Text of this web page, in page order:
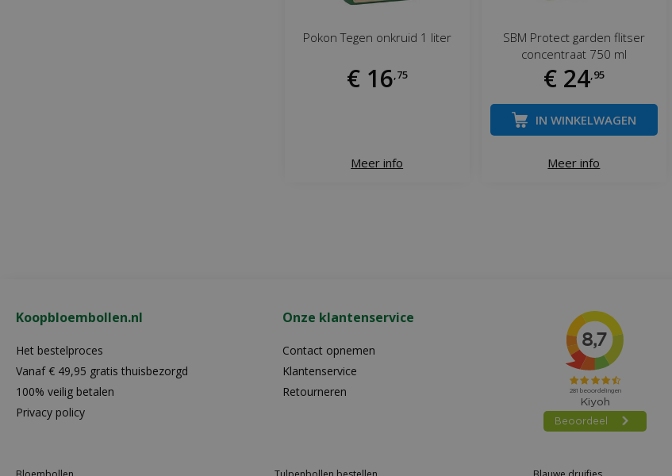
Pokon Tegen onkruid 1 liter
€ 16 75
Meer info
SBM Protect garden flitser
concentraat 750 ml
€ 24 95
Meer info
IN WINKELWAGEN
Koopbloembollen.nl
Het bestelproces
Vanaf € 49,95 gratis thuisbezorgd
100% veilig betalen
Privacy policy
Onze klantenservice
Contact opnemen
Klantenservice
Retourneren